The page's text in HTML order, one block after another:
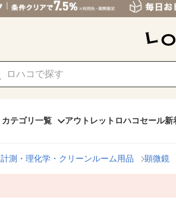
カテゴリ一覧 アウトレット ロハコセール新
計測・理化学・クリーンルーム用品 顕微鏡